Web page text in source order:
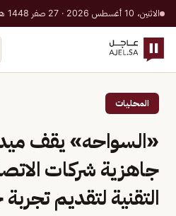
الاثنين، 10 أغسطس 2026 · 27 صفر 1448 هـ
المحليات
«السواحه» يقف
جاهزية شركات
التقنية لتقديم